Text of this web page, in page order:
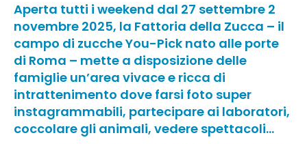
Aperta tutti i weekend dal 27 settembre 2
novembre 2025, la Fattoria della Zucca – il
campo di zucche You-Pick nato alle porte
di Roma – mette a disposizione delle
famiglie un’area vivace e ricca di
intrattenimento dove farsi foto super
instagrammabili, partecipare ai laboratori,
coccolare gli animali, vedere spettacoli…